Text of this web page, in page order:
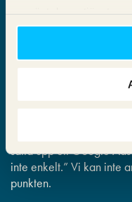
som helst och att du
direkt. Absolut kan du
om du tar den enkla
annonsering blir så
Vi besökte ett Google-
på Google fick frågan
sätta upp ett Google
inte enkelt.” Vi kan inte
punkten.